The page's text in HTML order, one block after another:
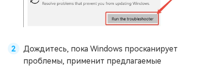
Дождитесь, пока Windows просканирует
проблемы, применит предлагаемые